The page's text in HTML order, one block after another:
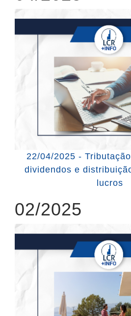
22/04/2025 -
dividendos e
lucros
02/2025